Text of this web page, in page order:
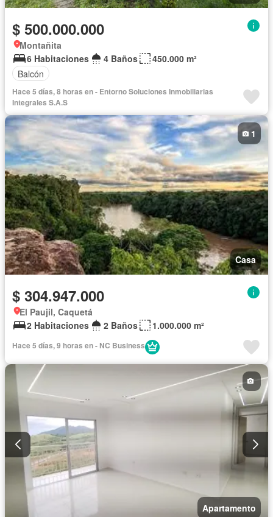
$ 500.000.000
Montañita
6 Habitaciones
4 Baños
450.000 m²
Balcón
Hace 5 días, 8 horas en - Entorno Soluciones Inmobiliarias
Integrales S.A.S
Casa
1
$ 304.947.000
El Paujil, Caquetá
2 Habitaciones
2 Baños 1.000.000 m²
Hace 5 días, 9 horas en - NC Business
Apartamento